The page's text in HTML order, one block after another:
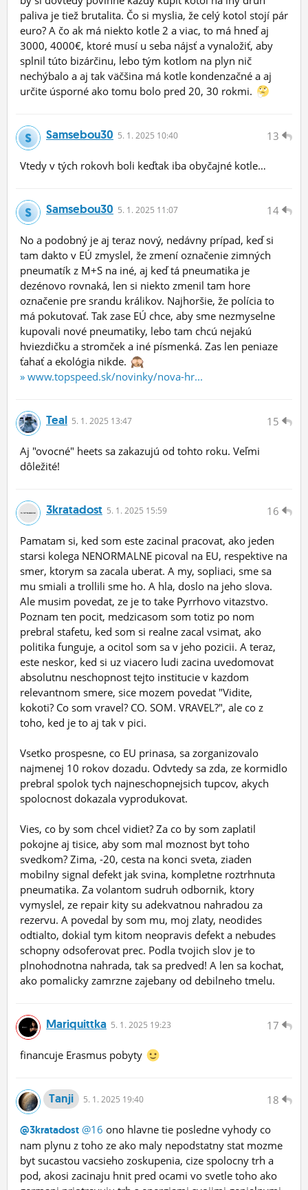
paliva je tiež brutalita. Čo si myslia, že celý kotol stojí pár
euro? A čo ak má niekto kotle 2 a viac, to má hneď aj
3000, 4000€, ktoré musí u seba nájsť a vynaložiť, aby
splnil túto bizárčinu, lebo tým kotlom na plyn nič
nechýbalo a aj tak väčšina má kotle kondenzačné a aj
určite úsporné ako tomu bolo pred 20, 30 rokmi.
13
Samsebou30 5. 1. 2025 10:40
Vtedy v tých rokovh boli keďtak iba obyčajné kotle…
14
Samsebou30 5. 1. 2025 11:07
No a podobný je aj teraz nový, nedávny prípad, keď si
tam dakto v EÚ zmyslel, že zmení označenie zimných
pneumatík z M+S na iné, aj keď tá pneumatika je
dezénovo rovnaká, len si niekto zmenil tam hore
označenie pre srandu králikov. Najhoršie, že polícia to
má pokutovať. Tak zase EÚ chce, aby sme nezmyselne
kupovali nové pneumatiky, lebo tam chcú nejakú
hviezdičku a stromček a iné písmenká. Zas len peniaze
ťahať a ekológia nikde.
» www.topspeed.sk/novinky/nova-hr...
15
Teal 5. 1. 2025 13:47
Aj "ovocné" heets sa zakazujú od tohto roku. Veľmi
dôležité!
16
3kratadost 5. 1. 2025 15:59
Pamatam si, ked som este zacinal pracovat, ako jeden
starsi kolega NENORMALNE picoval na EU, respektive na
smer, ktorym sa zacala uberat. A my, sopliaci, sme sa
mu smiali a trollili sme ho. A hla, doslo na jeho slova.
Ale musim povedat, ze je to take Pyrrhovo vitazstvo.
Poznam ten pocit, medzicasom som totiz po nom
prebral stafetu, ked som si realne zacal vsimat, ako
politika funguje, a ocitol som sa v jeho pozicii. A teraz,
este neskor, ked si uz viacero ludi zacina uvedomovat
absolutnu neschopnost tejto institucie v kazdom
relevantnom smere, sice mozem povedat "Vidite,
kokoti? Co som vravel? CO. SOM. VRAVEL?", ale co z
toho, ked je to aj tak v pici.
Vsetko prospesne, co EU prinasa, sa zorganizovalo
najmenej 10 rokov dozadu. Odvtedy sa zda, ze kormidlo
prebral spolok tych najneschopnejsich tupcov, akych
spolocnost dokazala vyprodukovat.
Vies, co by som chcel vidiet? Za co by som zaplatil
pokojne aj tisice, aby som mal moznost byt toho
svedkom? Zima, -20, cesta na konci sveta, ziaden
mobilny signal defekt jak svina, kompletne roztrhnuta
pneumatika. Za volantom sudruh odbornik, ktory
vymyslel, ze repair kity su adekvatnou nahradou za
rezervu. A povedal by som mu, moj zlaty, neodides
odtialto, dokial tym kitom neopravis defekt a nebudes
schopny odsoferovat prec. Podla tvojich slov je to
plnohodnotna nahrada, tak sa predved! A len sa kochat,
ako pomalicky zamrzne zajebany od debilneho tmelu.
17
Mariquittka 5. 1. 2025 19:23
financuje Erasmus pobyty
18
Tanji 5. 1. 2025 19:40
@3kratadost @16 ono hlavne tie posledne vyhody co
nam plynu z toho ze ako maly nepodstatny stat mozme
byt sucastou vacsieho zoskupenia, cize spolocny trh a
pod, akosi zacinaju hnit pred ocami vo svetle toho ako